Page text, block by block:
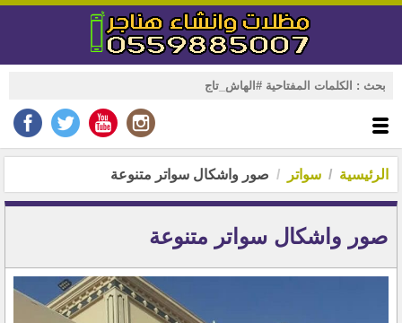
الرئيسية سواتر صور واشكال سواتر متنوعة
صور واشكال سواتر متنوعة